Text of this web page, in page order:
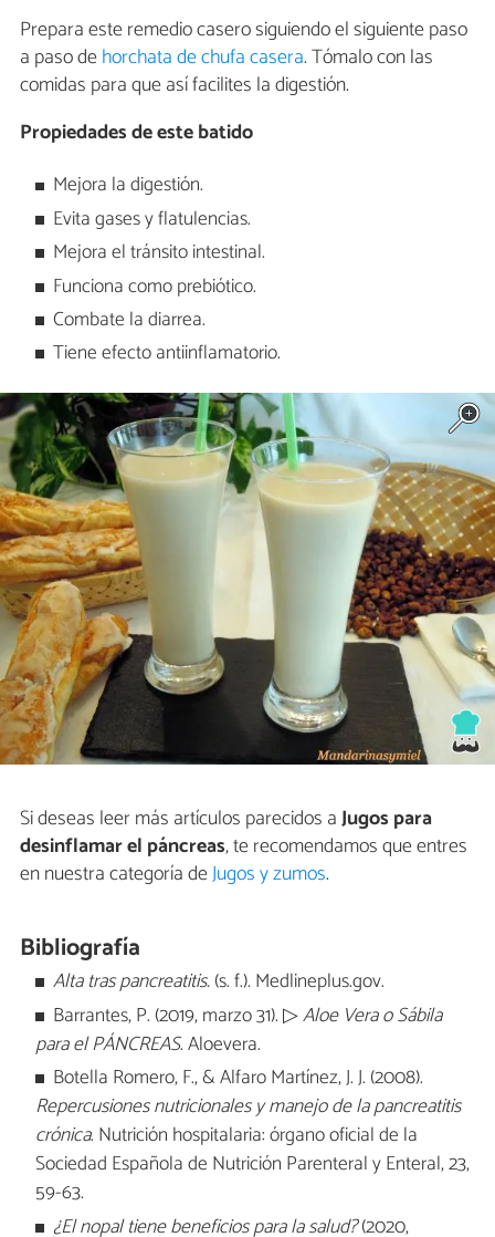
Prepara este remedio casero siguiendo el siguiente paso
a paso dehorchata de chufa casera. Tómalo con las
comidas para que así facilites la digestión.
Propiedades de este batido
Mejora la digestión.
Evita gases y flatulencias.
Mejora el tránsito intestinal.
Funciona como prebiótico.
Combate la diarrea.
Tiene efecto antiinflamatorio.
Si deseas leer más artículos parecidos aJugos para
desinflamar el páncreas, te recomendamos que entres
en nuestra categoría deJugos y zumos.
Bibliografía
Alta tras pancreatitis.(s. f.). Medlineplus.gov.
Barrantes, P. (2019, marzo 31). ▷Aloe Vera o Sábila
para el PÁNCREAS. Aloevera.
Botella Romero, F., & Alfaro Martínez, J. J. (2008).
Repercusiones nutricionales y manejo de la pancreatitis
crónica. Nutrición hospitalaria: órgano oficial de la
Sociedad Española de Nutrición Parenteral y Enteral, 23,
59-63.
¿El nopal tiene beneficios para la salud?(2020,